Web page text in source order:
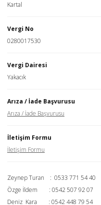
Kartal
Vergi No
0280017530
Vergi Dairesi
Yakacık
Arıza / İade Başvurusu
Arıza / İade Başvurusu
İletişim Formu
İletişim Formu
Zeynep Turan : 0533 771 54 40
Özge İldem : 0542 507 92 07
Deniz Kara : 0542 448 79 54